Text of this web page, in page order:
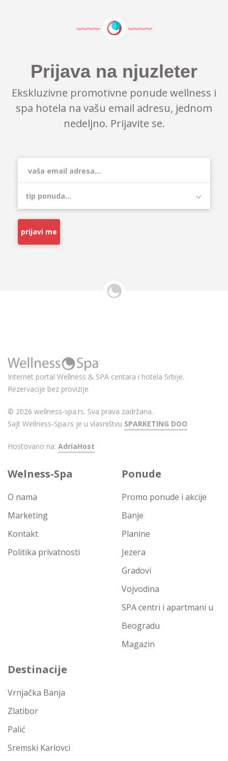
Prijava na njuzleter
Ekskluzivne promotivne ponude wellness i
spa hotela na vašu email adresu, jednom
nedeljno. Prijavite se.
prijavi me
Internet portal Wellness & SPA centara i hotela Srbije.
Rezervacije bez provizije
© 2026 wellness-spa.rs. Sva prava zadržana.
Sajt Wellness-Spa.rs je u vlasništvu SPARKETING DOO
Hostovano na: AdriaHost
Welness-Spa
O nama
Marketing
Kontakt
Politika privatnosti
Ponude
Promo ponude i akcije
Banje
Planine
Jezera
Gradovi
Vojvodina
SPA centri i apartmani u
Beogradu
Magazin
Destinacije
Vrnjačka Banja
Zlatibor
Palić
Sremski Karlovci